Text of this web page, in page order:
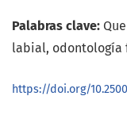
Palabras clave:
labial, odontología
https://doi.org/